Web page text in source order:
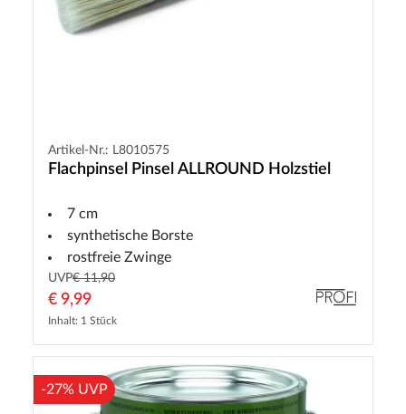
Artikel-Nr.: L8010575
Flachpinsel Pinsel ALLROUND Holzstiel
7 cm
synthetische Borste
rostfreie Zwinge
UVP€ 11,90
€ 9,99
Inhalt: 1 Stück
-27% UVP